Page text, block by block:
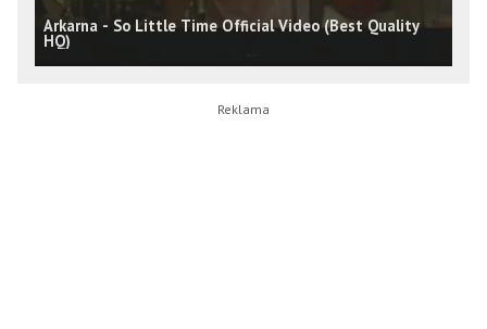
Arkarna - So Little Time Official Video (Best Quality
HQ)